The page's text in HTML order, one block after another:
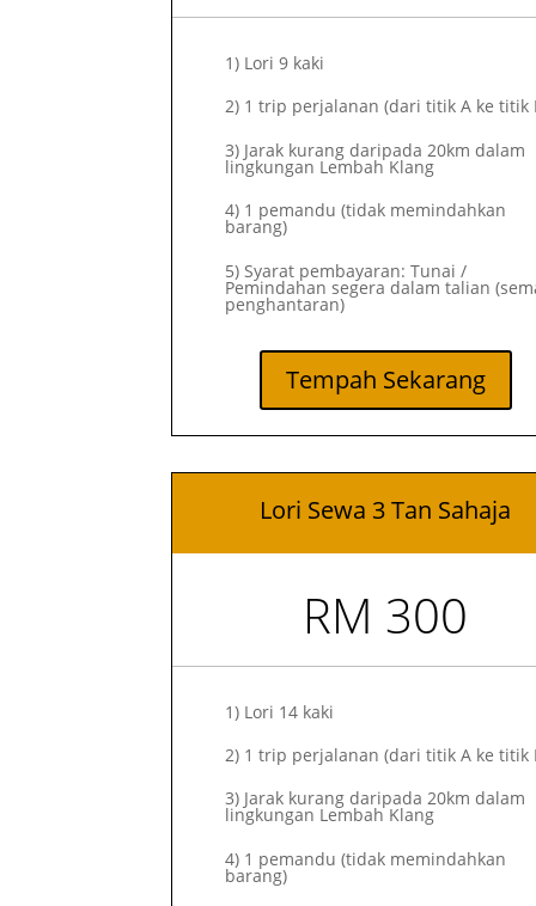
1) Lori 9 kaki
2) 1 trip perjalanan (dari titik A ke titik
3) Jarak kurang daripada 20km dalam
lingkungan Lembah Klang
4) 1 pemandu (tidak memindahkan
barang)
5) Syarat pembayaran: Tunai /
Pemindahan segera dalam talian
penghantaran)
Tempah Sekarang
Lori Sewa 3 Tan Sahaja
RM 300
1) Lori 14 kaki
2) 1 trip perjalanan (dari titik A ke titik
3) Jarak kurang daripada 20km dalam
lingkungan Lembah Klang
4) 1 pemandu (tidak memindahkan
barang)